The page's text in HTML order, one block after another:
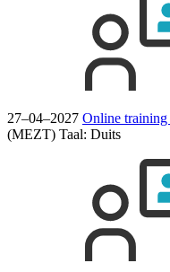
27–04–2027 Online training
(MEZT) Taal: Duits